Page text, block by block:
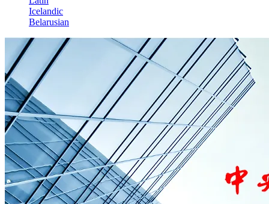
Icelandic
Belarusian